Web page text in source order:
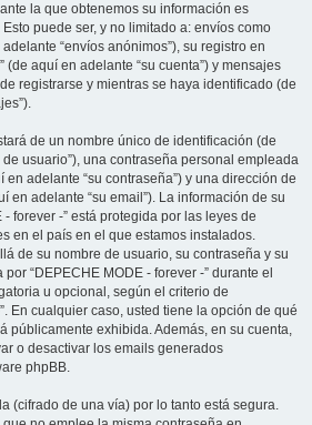
la que obtenemos su información es
puede ser, y no limitado a: envíos como
“envíos anónimos”), su registro en
(de aquí en adelante “su cuenta”) y mensajes
registrarse y mientras se haya identificado (de
de un nombre único de identificación (de
usuario”), una contraseña personal empleada
adelante “su contraseña”) y una dirección de
en adelante “su email”). La información de su
forever -” está protegida por las leyes de
en el país en el que estamos instalados.
de su nombre de usuario, su contraseña y su
“DEPECHE MODE - forever -” durante el
u opcional, según el criterio de
En cualquier caso, usted tiene la opción de qué
públicamente exhibida. Además, en su cuenta,
o desactivar los emails generados
phpBB.
(cifrado de una vía) por lo tanto está segura.